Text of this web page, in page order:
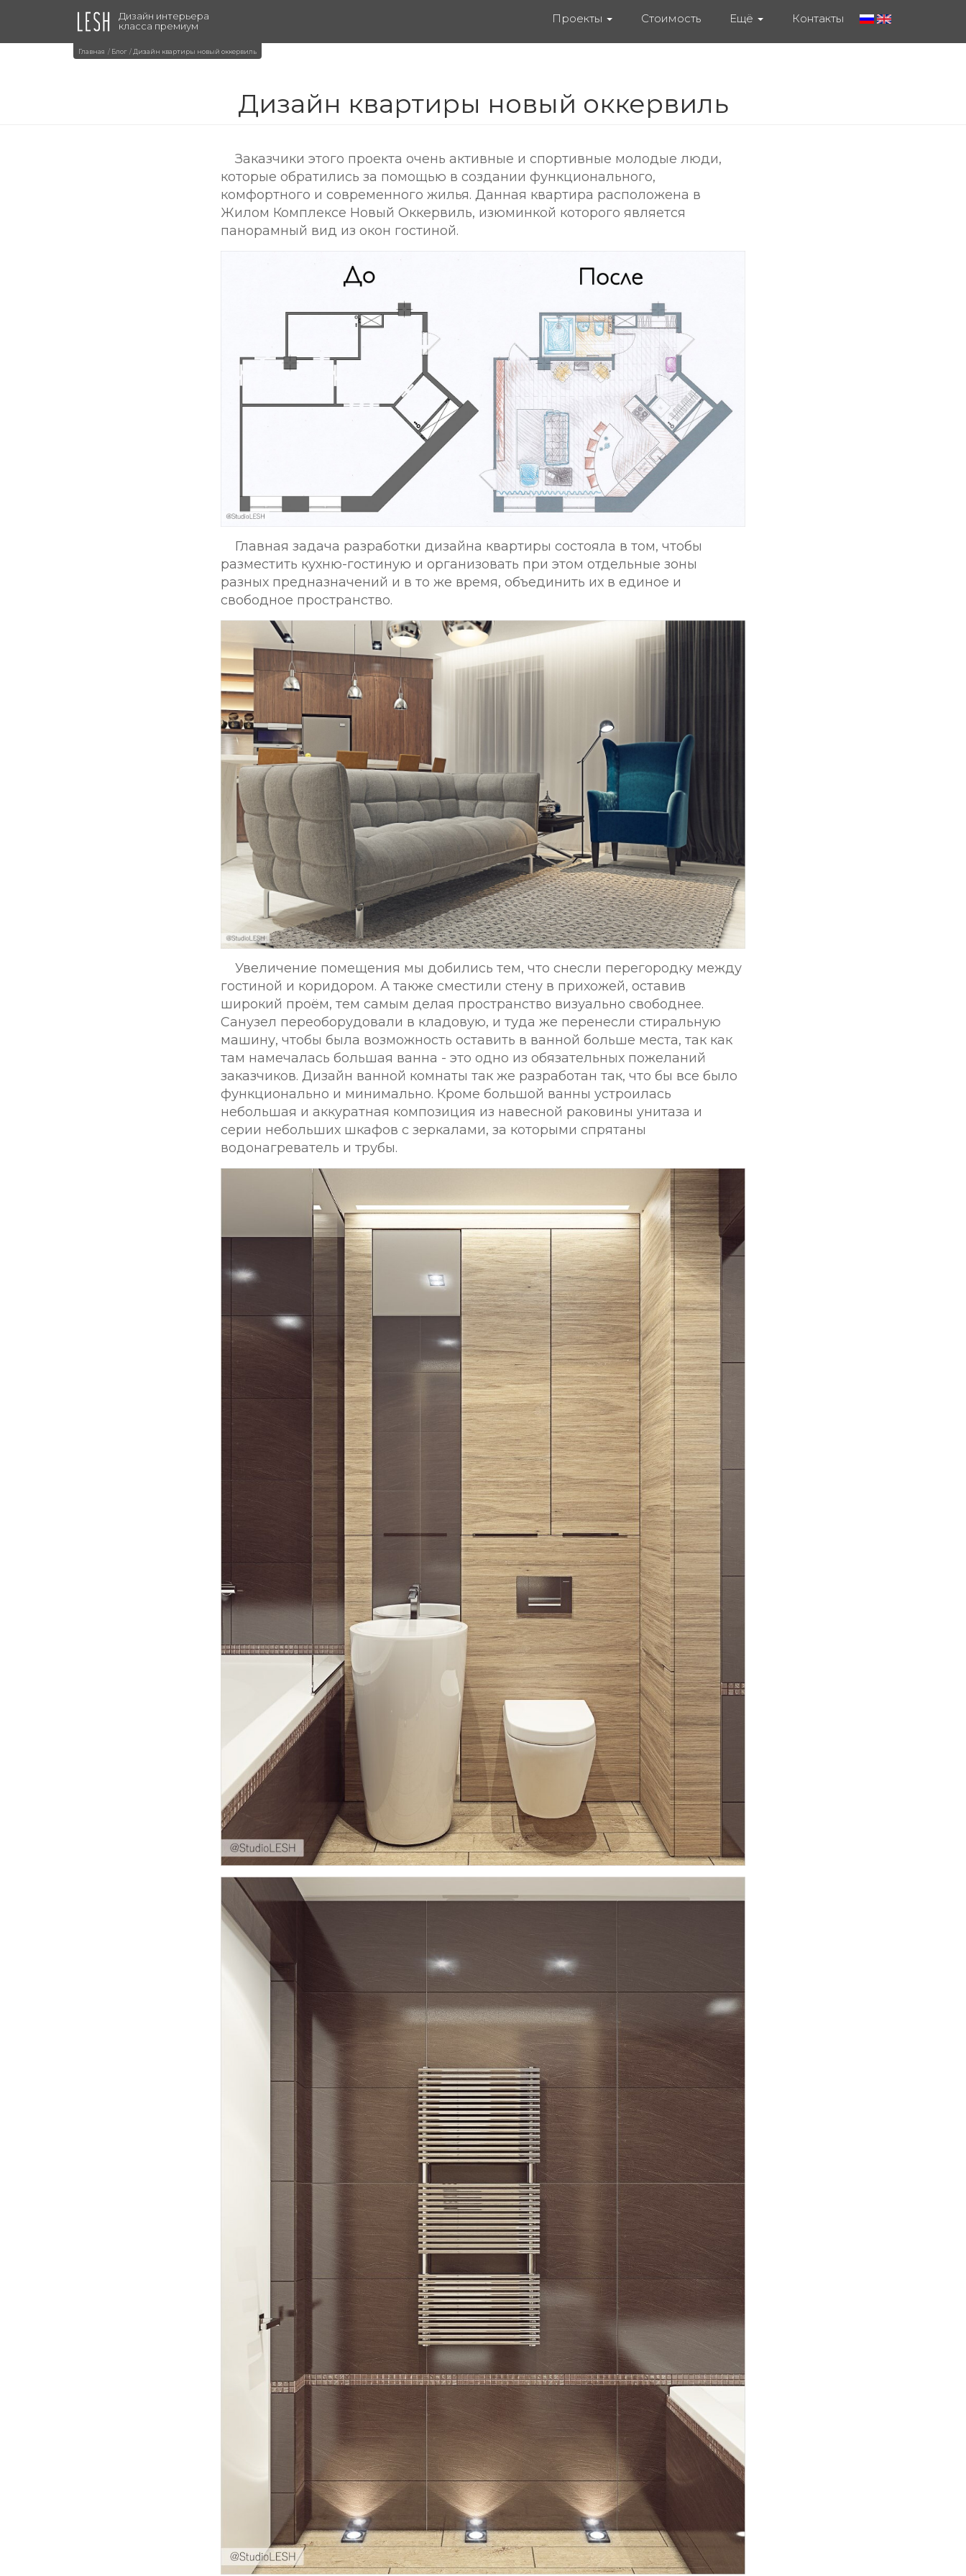
Дизайн интерьера
класса премиум
Проекты Стоимость Ещё Контакты
Главная Блог Дизайн квартиры новый оккервиль
Дизайн квартиры новый оккервиль
Заказчики этого проекта очень активные и спортивные молодые люди,
которые обратились за помощью в создании функционального,
комфортного и современного жилья. Данная квартира расположена в
Жилом Комплексе Новый Оккервиль, изюминкой которого является
панорамный вид из окон гостиной.
Главная задача разработки дизайна квартиры состояла в том, чтобы
разместить кухню-гостиную и организовать при этом отдельные зоны
разных предназначений и в то же время, объединить их в единое и
свободное пространство.
Увеличение помещения мы добились тем, что снесли перегородку между
гостиной и коридором. А также сместили стену в прихожей, оставив
широкий проём, тем самым делая пространство визуально свободнее.
Санузел переоборудовали в кладовую, и туда же перенесли стиральную
машину, чтобы была возможность оставить в ванной больше места, так как
там намечалась большая ванна - это одно из обязательных пожеланий
заказчиков. Дизайн ванной комнаты так же разработан так, что бы все было
функционально и минимально. Кроме большой ванны устроилась
небольшая и аккуратная композиция из навесной раковины унитаза и
серии небольших шкафов с зеркалами, за которыми спрятаны
водонагреватель и трубы.